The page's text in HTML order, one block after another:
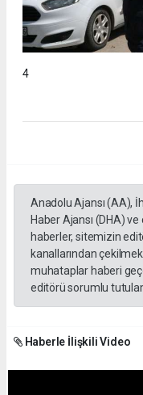
4
Anadolu Ajansı (AA),
Haber Ajansı (DHA)
haberler, sitemizin
kanallarından
muhataplar haberi
editörü sorumlu
Haberle İlişkili Video